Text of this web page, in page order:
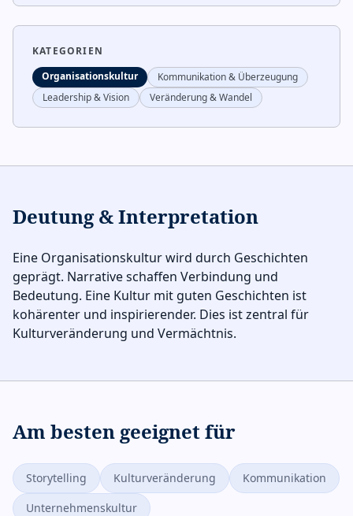
KATEGORIEN
Organisationskultur
Kommunikation & Überzeugung
Leadership & Vision
Veränderung & Wandel
Deutung & Interpretation
Eine Organisationskultur wird durch Geschichten
geprägt. Narrative schaffen Verbindung und
Bedeutung. Eine Kultur mit guten Geschichten ist
kohärenter und inspirierender. Dies ist zentral für
Kulturveränderung und Vermächtnis.
Am besten geeignet für
Storytelling Kulturveränderung
Kommunikation
Unternehmenskultur